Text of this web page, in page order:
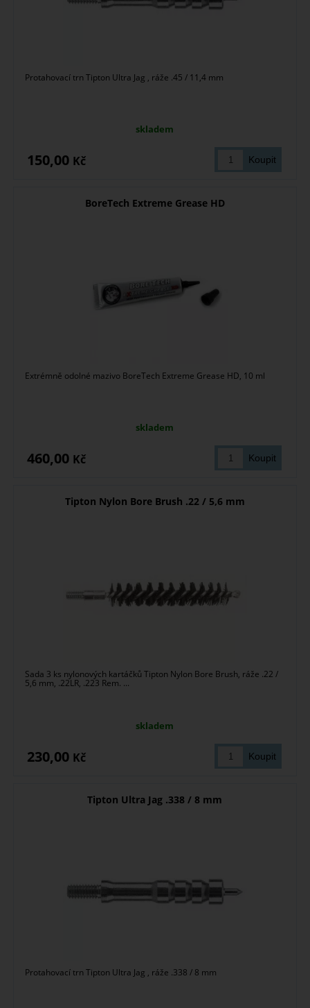
Protahovací trn Tipton Ultra Jag , ráže .45 / 11,4 mm
skladem
150,00 Kč
BoreTech Extreme Grease HD
Extrémně odolné mazivo BoreTech Extreme Grease HD, 10 ml
skladem
460,00 Kč
Tipton Nylon Bore Brush .22 / 5,6 mm
Sada 3 ks nylonových kartáčků Tipton Nylon Bore Brush, ráže .22 /
5,6 mm, .22LR, .223 Rem. ...
skladem
230,00 Kč
Tipton Ultra Jag .338 / 8 mm
Protahovací trn Tipton Ultra Jag , ráže .338 / 8 mm